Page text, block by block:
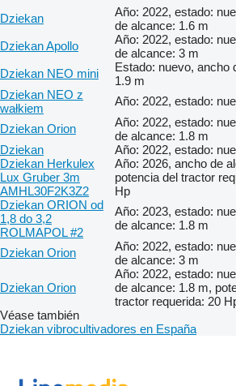
Dziekan
Año: 2022, estado:
de alcance: 1.6 m
Dziekan Apollo
Año: 2022, estado:
de alcance: 3 m
Dziekan NEO mini
Estado: nuevo, ancho
1.9 m
Dziekan NEO z
wałkiem
Año: 2022, estado:
Dziekan Orion
Año: 2022, estado:
de alcance: 1.8 m
Dziekan
Año: 2022, estado:
Dziekan Herkulex
Lux Gruber 3m
AMHL30F2K3Z2
Año: 2026, ancho de
potencia del tractor
Hp
Dziekan ORION od
1,8 do 3,2
ROLMAPOL #2
Año: 2023, estado:
de alcance: 1.8 m
Dziekan Orion
Año: 2022, estado:
de alcance: 3 m
Dziekan Orion
Año: 2022, estado:
de alcance: 1.8 m,
tractor requerida: 20
Véase también
Dziekan vibrocultivadores en España